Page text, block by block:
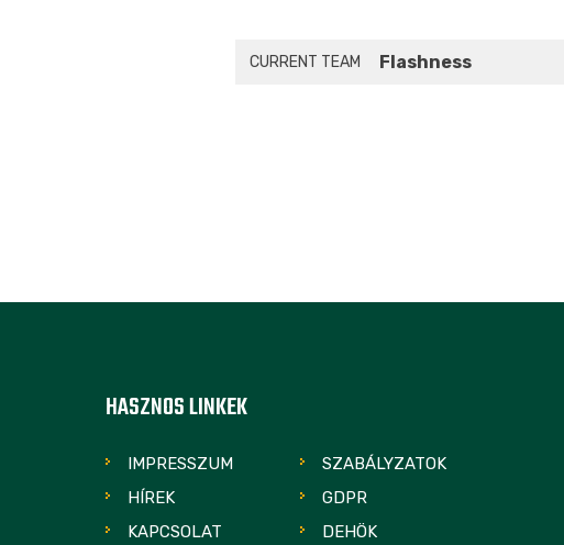
CURRENT TEAM Flashness
HASZNOS LINKEK
IMPRESSZUM
SZABÁLYZATOK
HÍREK
GDPR
KAPCSOLAT
DEHÖK